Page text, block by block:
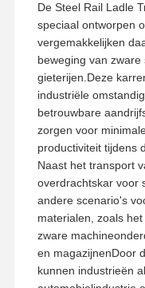
De Steel Rail Ladle
speciaal ontworpen
vergemakkelijken
beweging van
gieterijen.Deze
industriële
betrouwbare
zorgen voor
productiviteit tijdens
Naast het transport
overdrachtskar voor
andere scenario's
materialen, zoals
zware
en magazijnenDoor
kunnen industrieën